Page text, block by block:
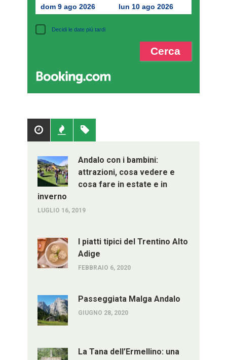
dom 9 ago 2026 lun 10 ago 2026
Decidi le date più tardi
PopolariRecenti
Andalo con i bambini:
attrazioni, cosa vedere e
cosa fare in estate e in
inverno
LUGLIO 16, 2019
I piatti tipici del Trentino Alto
Adige
FEBBRAIO 6, 2020
Passeggiata Malga Andalo
GIUGNO 28, 2020
La Tana dell’Ermellino: una